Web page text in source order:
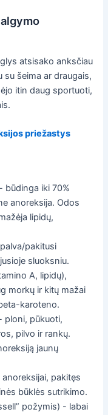
atsisako anksčiau
šeima ar draugais,
itin daug sportuoti,
priežastys
būdinga iki 70%
anoreksija. Odos
lipidų,
pakitusi
sluoksniu.
A, lipidų),
morkų ir kitų mažai
karoteno.
ploni, pūkuoti,
pilvo ir rankų.
jaunų
pakitęs
būklės sutrikimo.
požymis) - labai